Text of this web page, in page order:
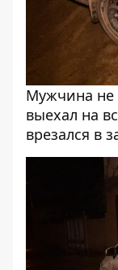
Мужчина не
выехал на
врезался в